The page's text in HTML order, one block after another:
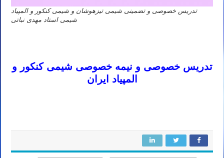
تدریس خصوصی و تضمینی شیمی تیزهوشان و شیمی کنکور و المپیاد
شیمی استاد مهدی نباتی
تدریس خصوصی و نیمه خصوصی شیمی کنکور و
المپیاد ایران